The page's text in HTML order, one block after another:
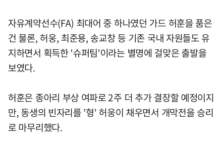
자유계약선수(FA) 최대어 중 하나였던 가드 허훈을 품은
건 물론, 허웅, 최준용, 송교창 등 기존 국내 자원들도 유
지하면서 획득한 '슈퍼팀'이라는 별명에 걸맞은 출발을
보였다.
허훈은 종아리 부상 여파로 2주 더 추가 결장할 예정이지
만, 동생의 빈자리를 '형' 허웅이 채우면서 개막전을 승리
로 마무리했다.